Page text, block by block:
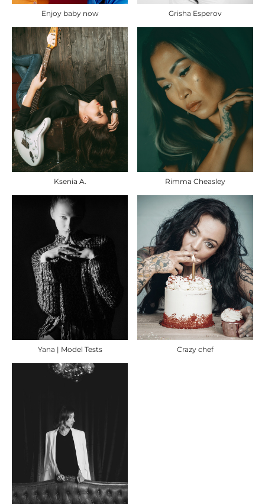
Enjoy baby now Grisha Esperov
Ksenia A. Rimma Cheasley
Yana | Model Tests Crazy chef